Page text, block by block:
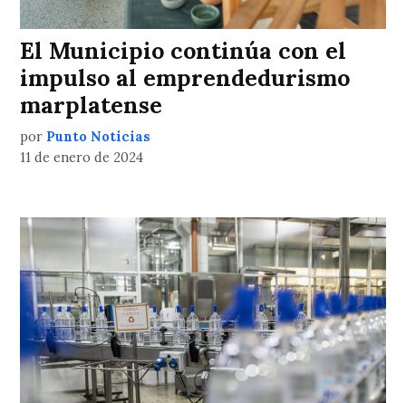
El Municipio continúa con el
impulso al emprendedurismo
marplatense
por Punto Noticias
11 de enero de 2024